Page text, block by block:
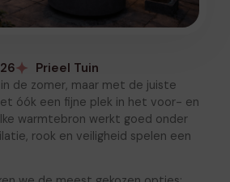
Prieel Tuin
de zomer, maar met de juiste
óók een fijne plek in het voor- en
warmtebron werkt goed onder
rook en veiligheid spelen een